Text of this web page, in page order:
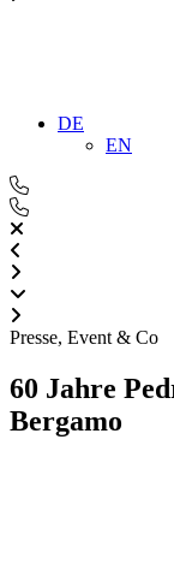
DE
EN
Presse, Event & Co
60 Jahre
Bergamo